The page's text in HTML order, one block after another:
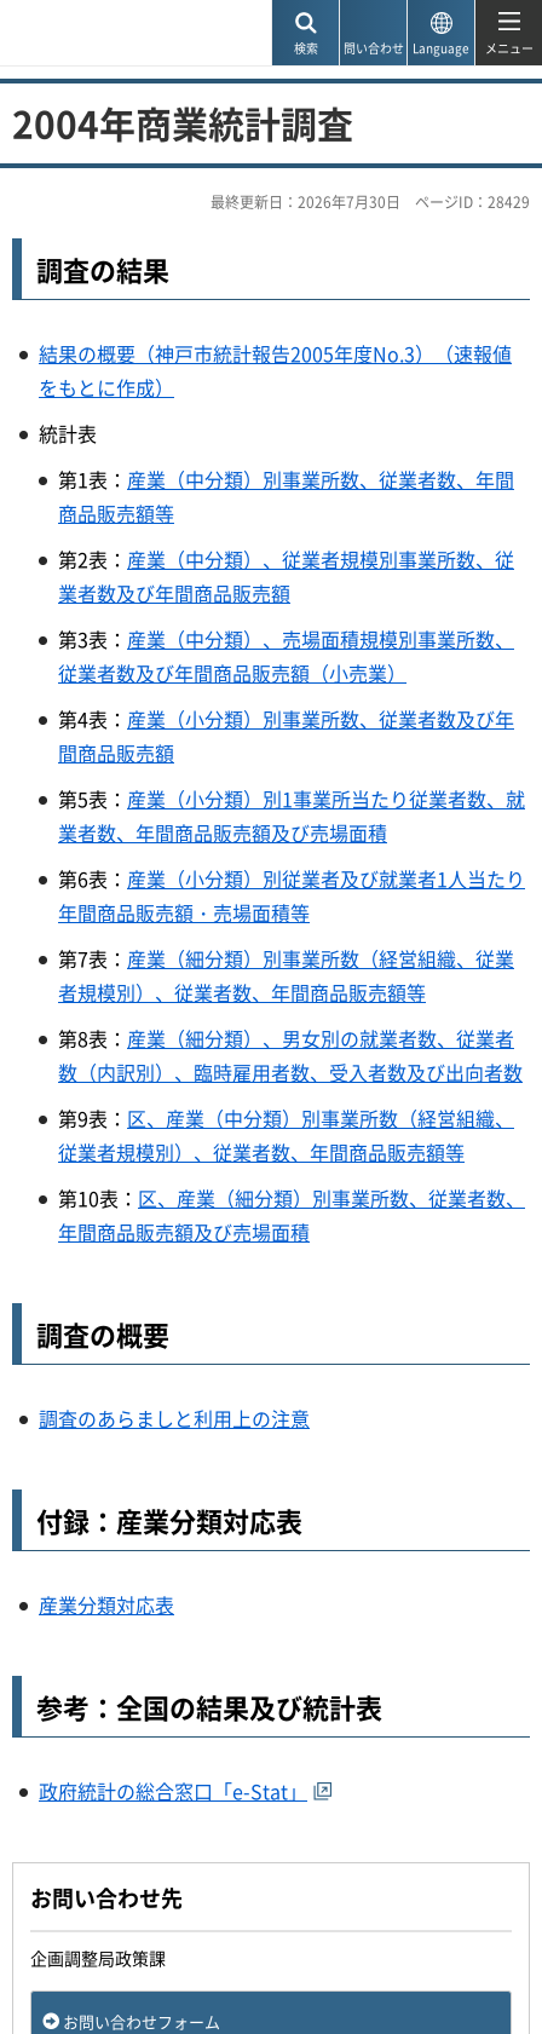
検索 問い合わせ Language メニュー
2004年商業統計調査
最終更新日：2026年7月30日 ページID：28429
調査の結果
結果の概要（神戸市統計報告2005年度No.3）（速報値
をもとに作成）
統計表
第1表： 産業（中分類）別事業所数、従業者数、年間
商品販売額等
第2表： 産業（中分類）、従業者規模別事業所数、従
業者数及び年間商品販売額
第3表： 産業（中分類）、売場面積規模別事業所数、
従業者数及び年間商品販売額（小売業）
第4表： 産業（小分類）別事業所数、従業者数及び年
間商品販売額
第5表： 産業（小分類）別1事業所当たり従業者数、就
業者数、年間商品販売額及び売場面積
第6表： 産業（小分類）別従業者及び就業者1人当たり
年間商品販売額・売場面積等
第7表： 産業（細分類）別事業所数（経営組織、従業
者規模別）、従業者数、年間商品販売額等
第8表： 産業（細分類）、男女別の就業者数、従業者
数（内訳別）、臨時雇用者数、受入者数及び出向者数
第9表： 区、産業（中分類）別事業所数（経営組織、
従業者規模別）、従業者数、年間商品販売額等
第10表： 区、産業（細分類）別事業所数、従業者数、
年間商品販売額及び売場面積
調査の概要
調査のあらましと利用上の注意
付録：産業分類対応表
産業分類対応表
参考：全国の結果及び統計表
政府統計の総合窓口「e-Stat」
お問い合わせ先
企画調整局政策課
お問い合わせフォーム